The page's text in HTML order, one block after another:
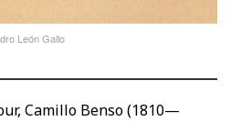
León Gallo
Camillo Benso (1810—